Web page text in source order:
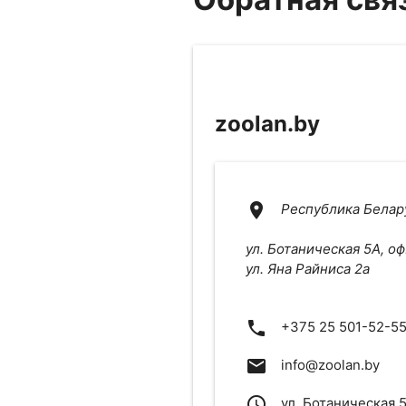
zoolan.by
location_on Республика
ул. Ботаническая 5А,
ул. Яна Райниса 2а
phone +375 25 501-52-55
email info@zoolan.by